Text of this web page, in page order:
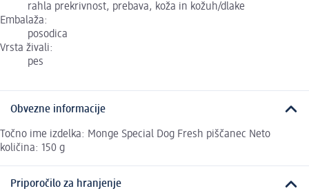
rahla prekrivnost, prebava, koža in kožuh/dlake
Embalaža:
posodica
Vrsta živali:
pes
Obvezne informacije
Točno ime izdelka: Monge Special Dog Fresh piščanec Neto
količina: 150 g
Priporočilo za hranjenje